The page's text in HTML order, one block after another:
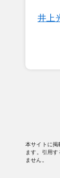
井上
本サイトに掲
ます。引用
ません。